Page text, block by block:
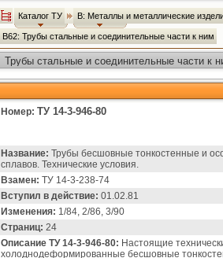
Каталог ТУ В: Металлы и металлические
В62: Трубы стальные и соединительные части к ним
Трубы стальные и соединительные части к
Номер: ТУ 14-3-946-80
Название: Трубы бесшовные тонкостенные и
сплавов. Технические условия.
Взамен: ТУ 14-3-238-74
Вступил в действие: 01.02.81
Изменения: 1/84, 2/86, 3/90
Страниц: 24
Описание ТУ 14-3-946-80: Настоящие
холоднодеформированные бесшовные